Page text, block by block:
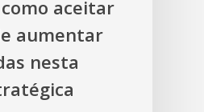
aceitar
aumentar
nesta